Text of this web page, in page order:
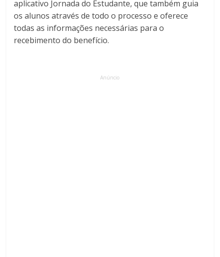
aplicativo Jornada do Estudante, que também guia
os alunos através de todo o processo e oferece
todas as informações necessárias para o
recebimento do benefício.
Anúncio